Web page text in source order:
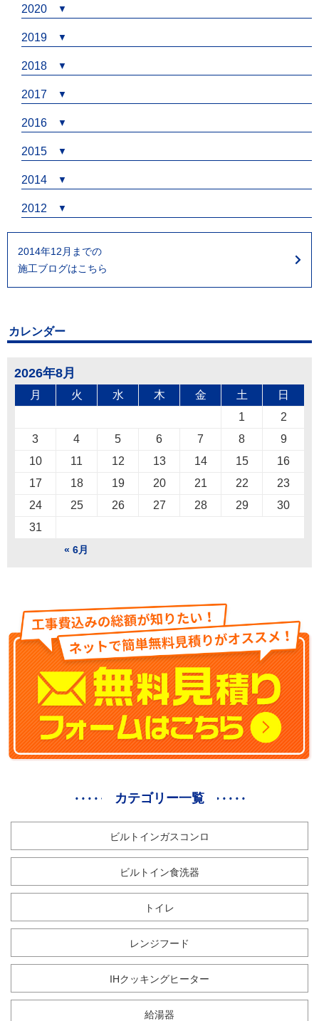
2020
2019
2018
2017
2016
2015
2014
2012
2014年12月までの
施工ブログはこちら
カレンダー
2026年8月
月 火 水 木 金 土 日
« 6月
1
2
3
4 5 6 7 8
9
10
11 12 13 14 15
16
17
18 19 20 21 22
23
24
25 26 27 28 29
30
31
カテゴリー一覧
ビルトインガスコンロ
ビルトイン食洗器
トイレ
レンジフード
IHクッキングヒーター
給湯器